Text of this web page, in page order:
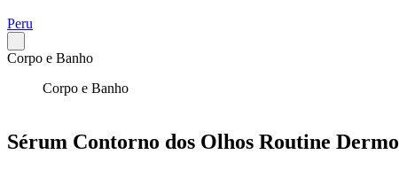
Peru
Corpo e Banho
Corpo e Banho
Sérum Contorno dos Olhos Routine Dermo